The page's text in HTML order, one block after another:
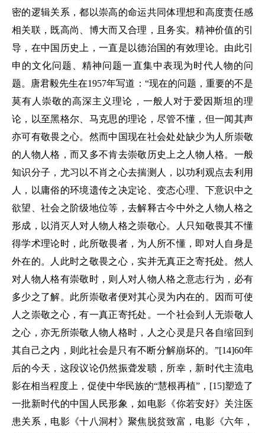
密的逻辑关系，都以崇高的命运共同体理想和高度责任感
相关联，既高尚、博大而又合理，且务实。精神价值的引
导，在中国历史上，一直是以德治国的有效理论。由此引
申的文化问题、精神问题一直集中表现为时代人物的问
题。唐君毅先生在1957年写道：“现在的问题，重要的不是
莫有人崇敬的高深主义理论，一般人对于爱因斯坦的理
论，以至黑格尔、马克思的理论，尽管不懂，但一闻其声
亦可有敬畏之心。然而中国现在社会处处缺少为人所崇敬
的人物人格，而又多不肯去崇敬历史上之人物人格。一般
知识分子，尤习以不肖之心去揣测人，以功利观点去利用
人，以庸俗的环境遗传之决定论、变态心理、下意识中之
欲望、社会之阶级地位等，去解释古今中外之人物人格之
形成，以消灭人对人物人格之崇敬心。人只知敬畏其不懂
得学术理论时，此所敬畏者，为人所不懂，即对人自身是
外在的。人此时之敬畏之心，实并无真正之寄托处。然人
对人物人格有崇敬时，则人对人物人格之意志行为，必有
多少之了解。此所崇敬者便对其心灵为内在的。因而可使
人之崇敬之心，有一真正寄托处。一个社会到人无崇敬人
之心，亦无所崇敬人物人格时，人之心灵是只各自缩回到
其自己之内，则此社会是只有不断分解崩坏的。”[14]60年
后的今天，这段议论仍然振聋发聩，所幸，新时代主流电
影在相当程度上，促使中华民族的“慧根再植”，[15]塑造了
一批新时代的中国人民形象，如电影《你若安好》关注医
患关系，电影《十八洞村》聚焦脱贫致富，电影《六年，